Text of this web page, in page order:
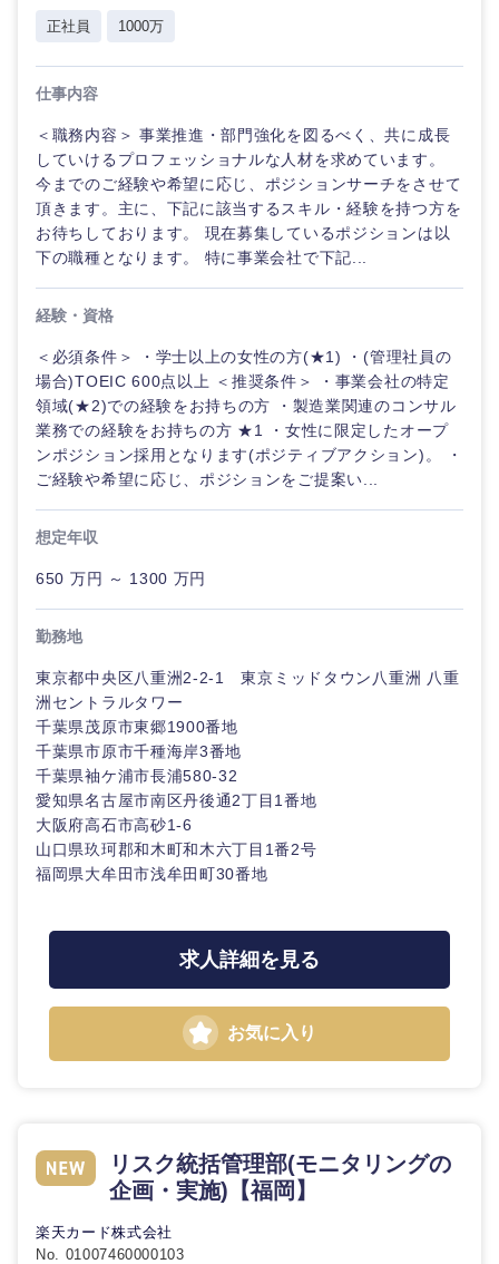
近畿地方
滋賀県 京都府
和歌山県
正社員
1000万
仕事内容
＜職務内容＞ 事業推進・部門強化を図るべく、共に成長
していけるプロフェッショナルな人材を求めています。
今までのご経験や希望に応じ、ポジションサーチをさせて
頂きます。主に、下記に該当するスキル・経験を持つ方を
お待ちしております。 現在募集しているポジションは以
下の職種となります。 特に事業会社で下記...
経験・資格
＜必須条件＞ ・学士以上の女性の方(★1) ・(管理社員の
場合)TOEIC 600点以上 ＜推奨条件＞ ・事業会社の特定
領域(★2)での経験をお持ちの方 ・製造業関連のコンサル
業務での経験をお持ちの方 ★1 ・女性に限定したオープ
ンポジション採用となります(ポジティブアクション)。 ・
ご経験や希望に応じ、ポジションをご提案い...
想定年収
650 万円 ～ 1300 万円
勤務地
東京都中央区八重洲2-2-1 東京ミッドタウン八重洲 八重
洲セントラルタワー
千葉県茂原市東郷1900番地
千葉県市原市千種海岸3番地
千葉県袖ケ浦市長浦580-32
愛知県名古屋市南区丹後通2丁目1番地
大阪府高石市高砂1-6
山口県玖珂郡和木町和木六丁目1番2号
福岡県大牟田市浅牟田町30番地
求人詳細を見る
お気に入り
リスク統括管理部(モニタリングの
企画・実施)【福岡】
楽天カード株式会社
No. 01007460000103